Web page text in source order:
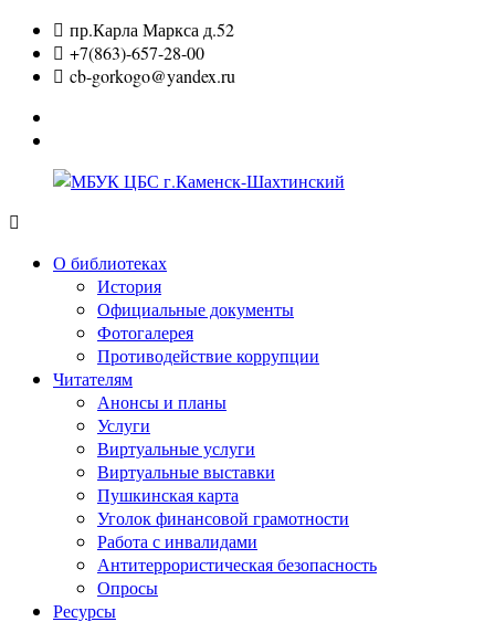
Перейти
содержимому
пр.Карла Маркса д.52
+7(863)-657-28-00
cb-gorkogo@yandex.ru
ЦБС
г.Каменск-
Шахтинский
О библиотеках
История
Официальные документы
Фотогалерея
Противодействие коррупции
Читателям
Анонсы и планы
Услуги
Виртуальные услуги
Виртуальные выставки
Пушкинская карта
Уголок финансовой грамотности
Работа с инвалидами
Антитеррористическая безопасность
Опросы
Ресурсы